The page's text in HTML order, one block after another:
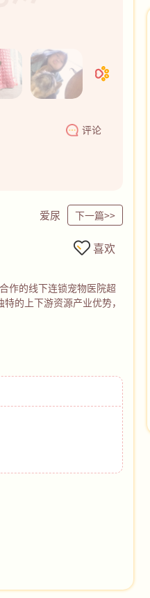
评论
爱尿 下一篇>>
喜欢
作的线下连锁宠物医院超
的上下游资源产业优势，